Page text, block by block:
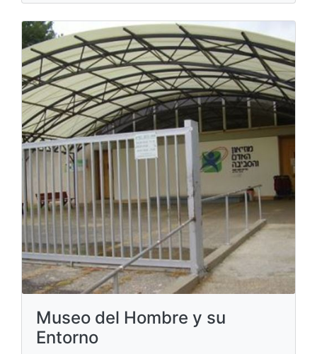
Museo del Hombre y su
Entorno